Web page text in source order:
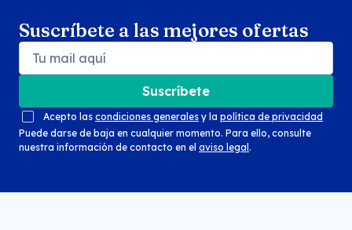
Suscríbete a las mejores ofertas
Suscríbete
Acepto las condiciones generales y la política de privacidad
Puede darse de baja en cualquier momento. Para ello, consulte
nuestra información de contacto en el aviso legal .